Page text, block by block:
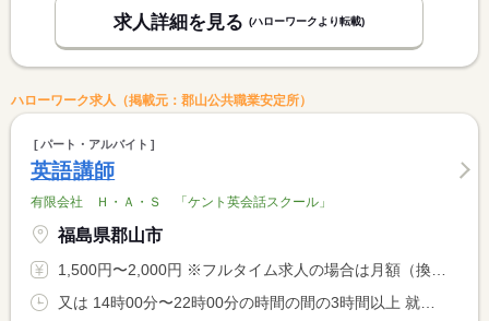
求人詳細を見る (ハローワークより転載)
ハローワーク求人（掲載元：郡山公共職業安定所）
パート・アルバイト
英語講師
有限会社 Ｈ・Ａ・Ｓ 「ケント英会話スクール」
福島県郡山市
1,500円〜2,000円 ※フルタイム求人の場合は月額（換算額）、パート求人の場合は時間額を表示しています。
又は 14時00分〜22時00分の時間の間の3時間以上 就業時間に関する特記事項 ※就業時間の詳細 <BR> 平日の火曜〜金曜：１６時〜２２時の間の３時間以上 <BR> 土曜日：１４時〜２２時の間の３時間以上